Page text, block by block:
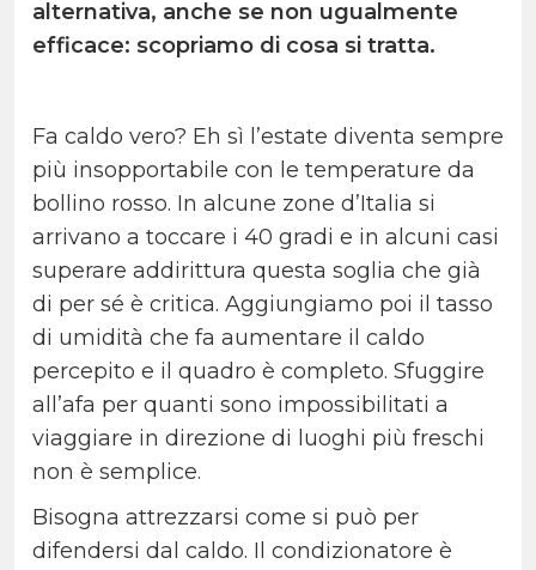
alternativa, anche se non ugualmente
efficace: scopriamo di cosa si tratta.
Fa caldo vero? Eh sì l’estate diventa sempre
più insopportabile con le temperature da
bollino rosso. In alcune zone d’Italia si
arrivano a toccare i 40 gradi e in alcuni casi
superare addirittura questa soglia che già
di per sé è critica. Aggiungiamo poi il tasso
di umidità che fa aumentare il caldo
percepito e il quadro è completo. Sfuggire
all’afa per quanti sono impossibilitati a
viaggiare in direzione di luoghi più freschi
non è semplice.
Bisogna attrezzarsi come si può per
difendersi dal caldo. Il condizionatore è